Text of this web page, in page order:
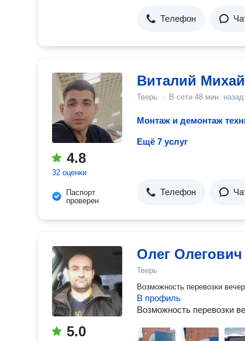
Телефон
4.8
32 оценки
Паспорт
проверен
Виталий
Тверь · В сети 48 мин. назад
Ещё 7 услуг
Телефон
5.0
Олег
Тверь
Возможность перевозки
В профиль
Возможность перевозки